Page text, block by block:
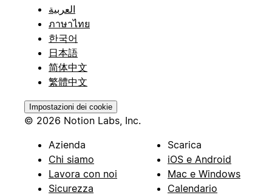
العربية
ภาษาไทย
한국어
日本語
简体中文
繁體中文
Impostazioni dei cookie
© 2026 Notion Labs, Inc.
Azienda
Chi siamo
Lavora con noi
Sicurezza
Scarica
iOS e Android
Mac e Windows
Calendario